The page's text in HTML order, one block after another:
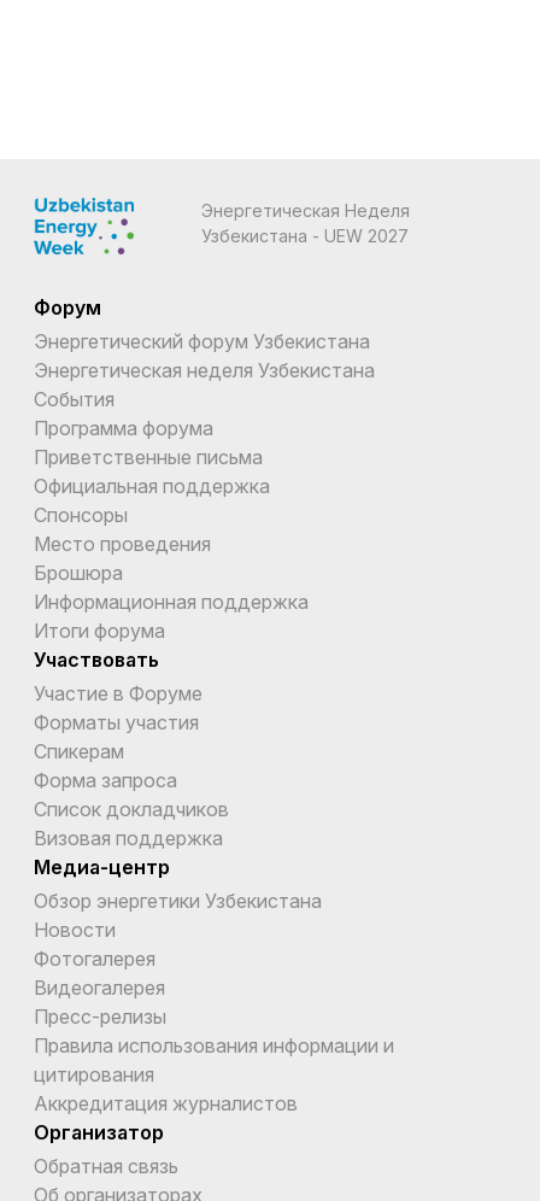
Энергетическая Неделя
Узбекистана - UEW 2027
Форум
Энергетический форум Узбекистана
Энергетическая неделя Узбекистана
События
Программа форума
Приветственные письма
Официальная поддержка
Спонсоры
Место проведения
Брошюра
Информационная поддержка
Итоги форума
Участвовать
Участие в Форуме
Форматы участия
Спикерам
Форма запроса
Список докладчиков
Визовая поддержка
Медиа-центр
Обзор энергетики Узбекистана
Новости
Фотогалерея
Видеогалерея
Пресс-релизы
Правила использования информации и
цитирования
Аккредитация журналистов
Организатор
Обратная связь
Об организаторах